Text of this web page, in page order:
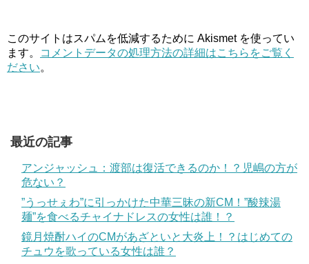
このサイトはスパムを低減するために Akismet を使ってい
ます。
コメントデータの処理方法の詳細はこちらをご覧く
ださい。
最近の記事
アンジャッシュ：渡部は復活できるのか！？児嶋の方が
危ない？
”うっせぇわ”に引っかけた中華三昧の新CM！”酸辣湯
麺”を食べるチャイナドレスの女性は誰！？
鏡月焼酎ハイのCMがあざといと大炎上！？はじめての
チュウを歌っている女性は誰？